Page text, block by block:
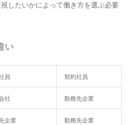
したいかによって働き方を選ぶ必要
い
員 契約社員
社 勤務先企業
企業 勤務先企業